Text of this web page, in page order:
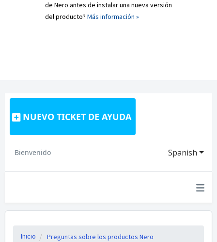
de Nero antes de instalar una nueva versión
del producto? Más información »
NUEVO TICKET DE AYUDA
Spanish
Bienvenido
Inicio
Preguntas sobre los productos Nero